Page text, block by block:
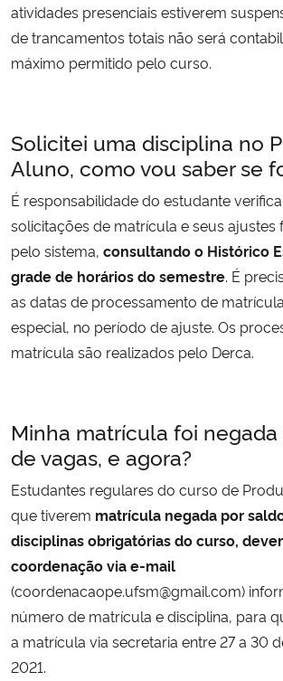
atividades presenciais estiverem
de trancamentos totais não será
máximo permitido pelo curso.
Solicitei uma disciplina no
Aluno, como vou saber se
É responsabilidade do estudante
solicitações de matrícula e seus ajustes
pelo sistema, consultando o Histórico
grade de horários do semestre. É
as datas de processamento de
especial, no período de ajuste. Os
matrícula são realizados pelo Derca.
Minha matrícula foi
de vagas, e agora?
Estudantes regulares do curso de
que tiverem matrícula negada por
disciplinas obrigatórias do curso,
coordenação via e-mail
(coordenacaope.ufsm@gmail.com)
número de matrícula e disciplina, para
a matrícula via secretaria entre 27 a 30
2021.